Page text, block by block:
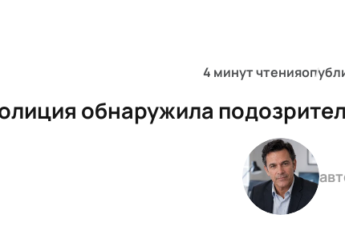
4 минут чтения
обнаружила